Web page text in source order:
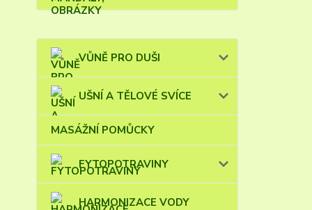
VŮNĚ PRO DUŠI
UŠNÍ A TĚLOVÉ SVÍCE
MASÁŽNÍ POMŮCKY
FYTOPOTRAVINY
HARMONIZACE VODY